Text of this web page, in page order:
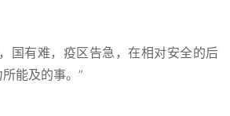
国有难，疫区告急，在相对安全的后
能及的事。”